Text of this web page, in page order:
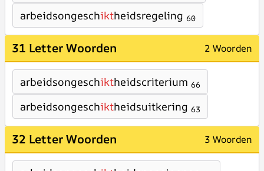
arbeidsongeschiktheidsregeling 60
31 Letter Woorden 2 Woorden
arbeidsongeschiktheidscriterium 66
arbeidsongeschiktheidsuitkering 63
32 Letter Woorden 3 Woorden